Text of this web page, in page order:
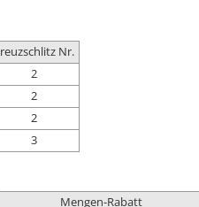
Nr.
2
2
2
3
Mengen-Rabatt